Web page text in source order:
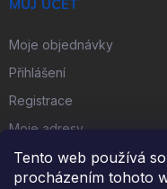
Tento web používá
procházením tohoto
MŮJ ÚČET
Moje objednávky
Přihlášení
Registrace
Moje adresy
FACEBOOK